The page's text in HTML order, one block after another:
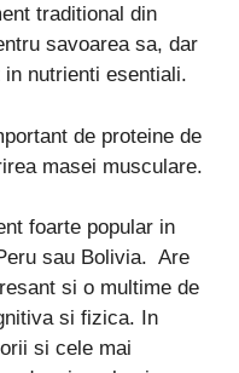
traditional din
savoarea sa, dar
nutrienti esentiali.
de proteine de
masei musculare.
foarte popular in
sau Bolivia. Are
si o multime de
si fizica. In
si cele mai